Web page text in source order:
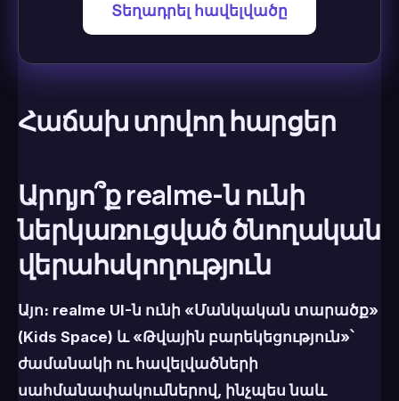
Տեղադրել հավելվածը
Հաճախ տրվող հարցեր
Արդյո՞ք realme-ն ունի
ներկառուցված ծնողական
վերահսկողություն
Այո։ realme UI-ն ունի «Մանկական տարածք»
(Kids Space) և «Թվային բարեկեցություն»՝
ժամանակի ու հավելվածների
սահմանափակումներով, ինչպես նաև